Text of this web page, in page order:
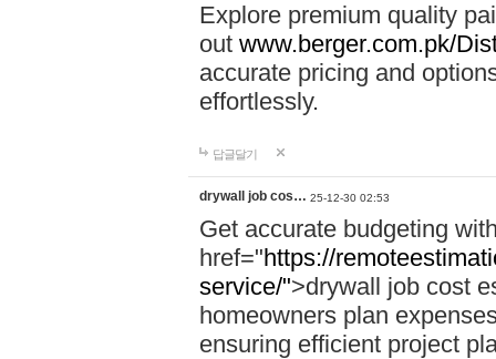
Explore premium quality
out www.berger.com.pk/
accurate pricing and
effortlessly.
답글달기
drywall job cos… 25-12-30 02:53
Get accurate budgeting
href="https://
service/">drywall job cost
homeowners plan
ensuring efficient project